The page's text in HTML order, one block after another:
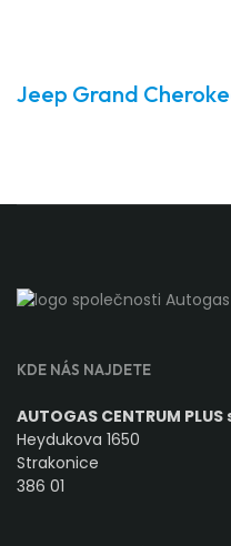
Jeep Grand
KDE NÁS NAJDETE
AUTOGAS CENTRUM
Heydukova 1650
Strakonice
386 01